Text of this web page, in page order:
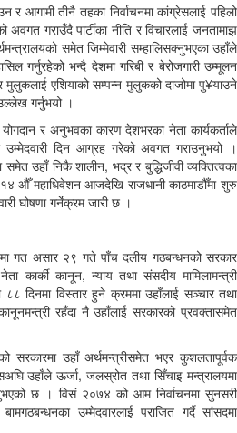
र आगामी तीनै तहका निर्वाचनमा कांग्रेसलाई पहिलो
अवगत गराउँदै पार्टीका नीति र विचारलाई जनतामाझ
समेत जिम्मेवारी सम्हालिसक्नुभएका उहाँले
गर्नुरहेको भन्दै देशमा गरिबी र बेरोजगारी उम्मूलन
मुलुकलाई एशियाको सम्पन्न मुलुकको दाजोमा पु¥याउने
गर्नुभयो ।
र अनुभवका कारण देशभरका नेता कार्यकर्ताले
उम्मेदवारी दिन आग्रह गरेको अवगत गराउनुभयो ।
उहाँ निकै शालीन, भद्र र बुद्धिजीवी व्यक्तित्वका
औँ महाधिवेशन आजदेखि राजधानी काठमाडौँमा शुरु
घोषणा गर्नेक्रम जारी छ ।
गत असार २९ गते पाँच दलीय गठबन्धनको सरकार
कार्की कानून, न्याय तथा संसदीय मामिलामन्त्री
दिनमा विस्तार हुने क्रममा उहाँलाई सञ्चार तथा
रहँदा नै उहाँलाई सरकारको प्रवक्तासमेत
सरकारमा उहाँ अर्थमन्त्रीसमेत भएर कुशलतापूर्वक
उहाँले ऊर्जा, जलस्रोत तथा सिँचाइ मन्त्रालयमा
छ । विसं २०७४ को आम निर्वाचनमा सुनसरी
उम्मेदवारलाई पराजित गर्दै सांसदमा